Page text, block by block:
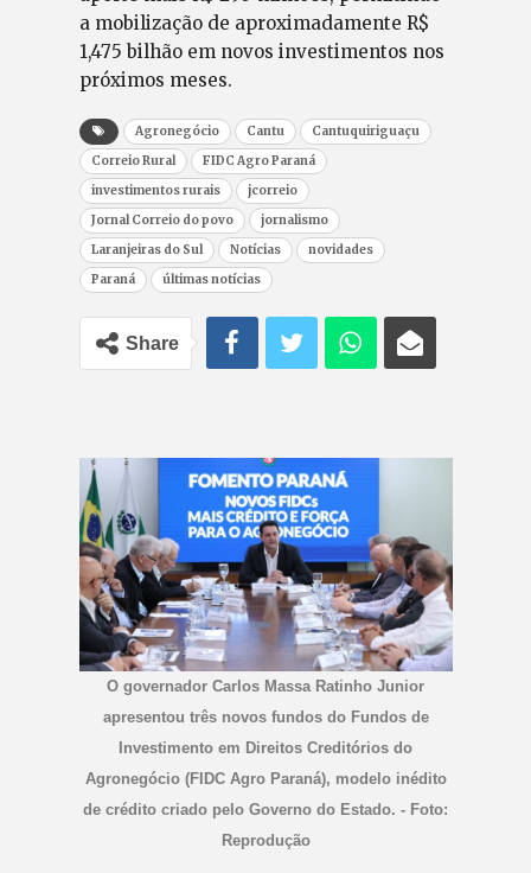
a mobilização de aproximadamente R$
1,475 bilhão em novos investimentos nos
próximos meses.
Agronegócio Cantu
Cantuquiriguaçu
Correio Rural
FIDC Agro Paraná
investimentos rurais
jcorreio
Jornal Correio do povo
jornalismo
Laranjeiras do Sul
Notícias
novidades
Paraná
últimas notícias
Share
O governador Carlos Massa Ratinho Junior
apresentou três novos fundos do Fundos de
Investimento em Direitos Creditórios do
Agronegócio (FIDC Agro Paraná), modelo inédito
de crédito criado pelo Governo do Estado. - Foto:
Reprodução